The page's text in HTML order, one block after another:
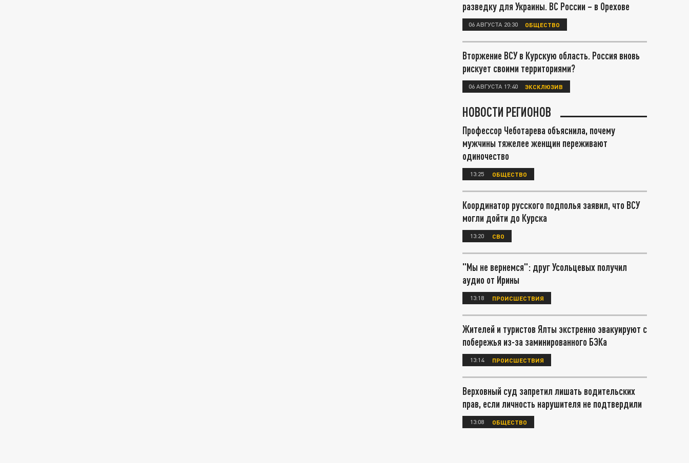
разведку для Украины. ВС России – в Орехове
06 АВГУСТА 20:30 ОБЩЕСТВО
Вторжение ВСУ в Курскую область. Россия вновь
рискует своими территориями?
06 АВГУСТА 17:40 ЭКСКЛЮЗИВ
НОВОСТИ РЕГИОНОВ
Профессор Чеботарева объяснила, почему
мужчины тяжелее женщин переживают
одиночество
13:25 ОБЩЕСТВО
Координатор русского подполья заявил, что ВСУ
могли дойти до Курска
13:20 СВО
"Мы не вернемся": друг Усольцевых получил
аудио от Ирины
13:18 ПРОИСШЕСТВИЯ
Жителей и туристов Ялты экстренно эвакуируют с
побережья из-за заминированного БЭКа
13:14 ПРОИСШЕСТВИЯ
Верховный суд запретил лишать водительских
прав, если личность нарушителя не подтвердили
13:08 ОБЩЕСТВО